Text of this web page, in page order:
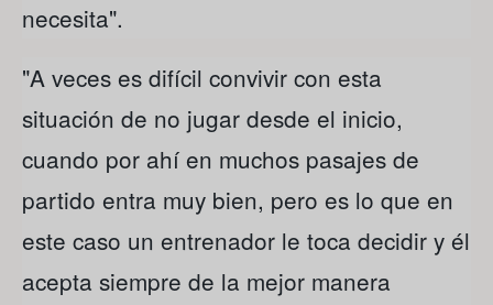
necesita".
"A veces es difícil convivir con esta
situación de no jugar desde el inicio,
cuando por ahí en muchos pasajes de
partido entra muy bien, pero es lo que en
este caso un entrenador le toca decidir y él
acepta siempre de la mejor manera